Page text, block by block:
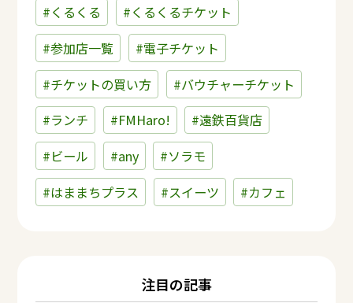
#くるくる
#くるくるチケット
#参加店一覧
#電子チケット
#チケットの買い方
#バウチャーチケット
#ランチ
#FMHaro!
#遠鉄百貨店
#ビール
#any
#ソラモ
#はままちプラス
#スイーツ #カフェ
注目の記事